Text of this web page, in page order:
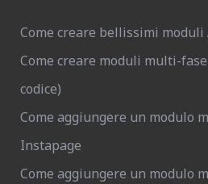
Come creare bellissimi moduli
Come creare moduli multi-
codice)
Come aggiungere un modulo
Instapage
Come aggiungere un modulo